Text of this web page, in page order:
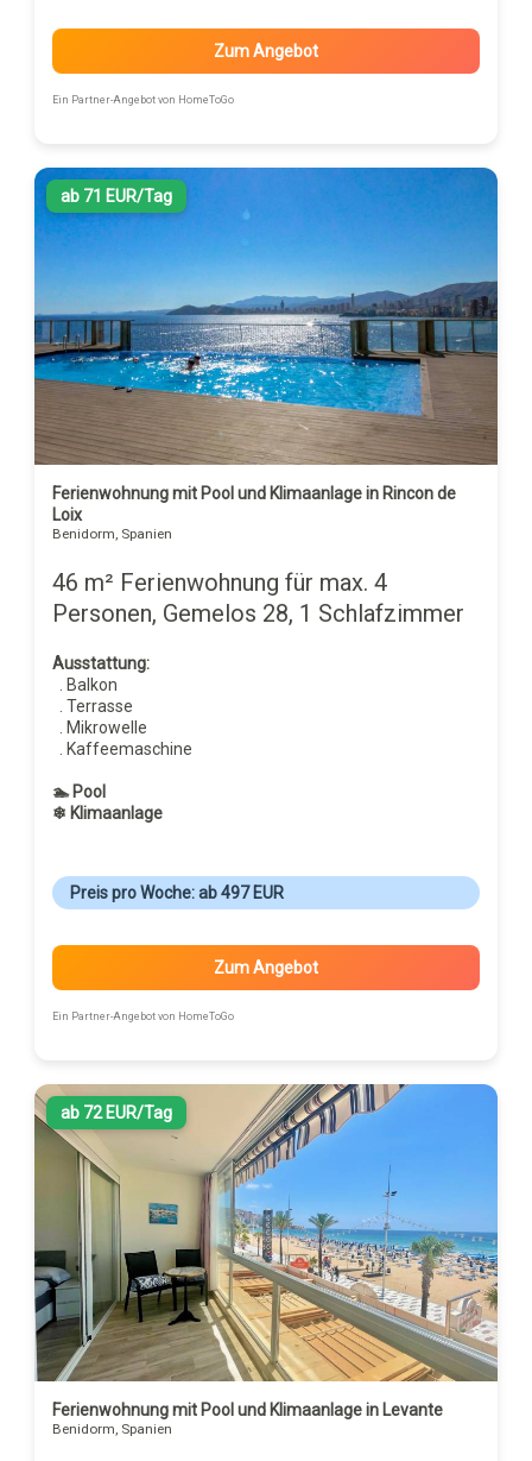
Zum Angebot
Ein Partner-Angebot von HomeToGo
ab 71 EUR/Tag
Ferienwohnung mit Pool und Klimaanlage in Rincon de
Loix
Benidorm, Spanien
46 m² Ferienwohnung für max. 4
Personen, Gemelos 28, 1 Schlafzimmer
Ausstattung:
. Balkon
. Terrasse
. Mikrowelle
. Kaffeemaschine
🏊 Pool
❄ Klimaanlage
Preis pro Woche: ab 497 EUR
Zum Angebot
Ein Partner-Angebot von HomeToGo
ab 72 EUR/Tag
Ferienwohnung mit Pool und Klimaanlage in Levante
Benidorm, Spanien